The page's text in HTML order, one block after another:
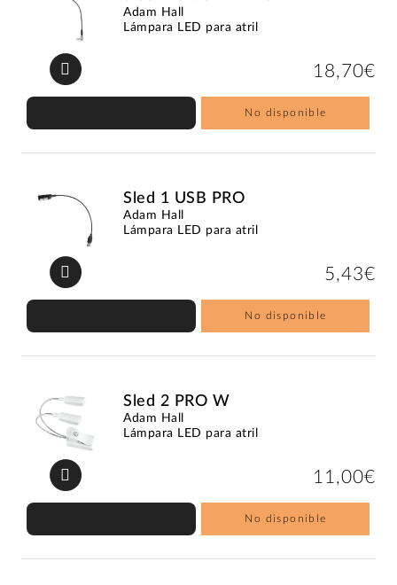
Adam Hall
Lámpara LED para atril
18,70€
No disponible
Sled 1 USB PRO
Adam Hall
Lámpara LED para atril
5,43€
No disponible
Sled 2 PRO W
Adam Hall
Lámpara LED para atril
11,00€
No disponible